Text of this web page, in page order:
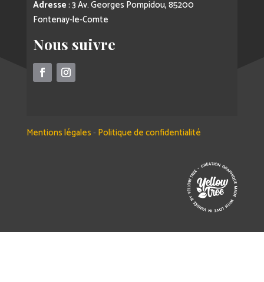
Adresse: 3 Av. Georges Pompidou, 85200
Fontenay-le-Comte
Nous suivre
Mentions légales - Politique de confidentialité